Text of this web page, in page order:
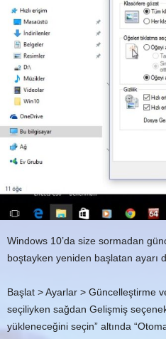
Windows 10’da size sormadan
boştayken yeniden başlatan ayarı
Başlat > Ayarlar > Güncelleştirme
seçiliyken sağdan Gelişmiş
yükleneceğini seçin” altında